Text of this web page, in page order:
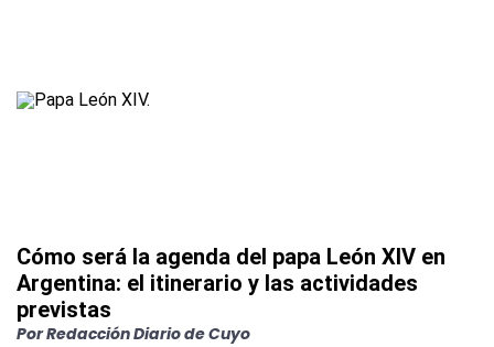
Cómo será la agenda del papa León XIV en
Argentina: el itinerario y las actividades
previstas
PorRedacción Diario de Cuyo